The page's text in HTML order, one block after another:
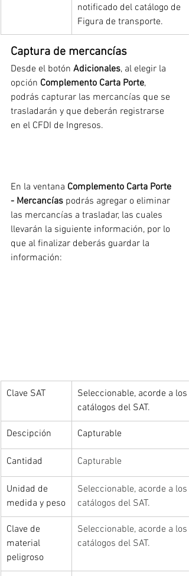
notificado del catálogo de
Figura de transporte.
Captura de mercancías
Desde el botón Adicionales, al elegir la
opción Complemento Carta Porte,
podrás capturar las mercancías que se
trasladarán y que deberán registrarse
en el CFDI de Ingresos.
En la ventana Complemento Carta Porte
- Mercancías podrás agregar o eliminar
las mercancías a trasladar, las cuales
llevarán la siguiente información, por lo
que al finalizar deberás guardar la
información:
Clave SAT
Seleccionable, acorde a los
catálogos del SAT.
Descipción Capturable
Cantidad Capturable
Unidad de
medida y peso
Seleccionable, acorde a los
catálogos del SAT.
Clave de
material
peligroso
Seleccionable, acorde a los
catálogos del SAT.